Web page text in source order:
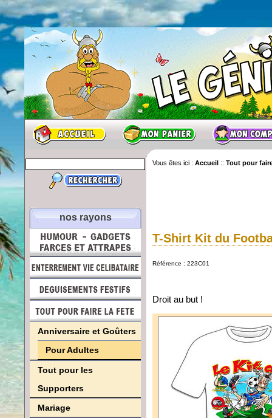
nos rayons
Anniversaire et Goûters
Pour Adultes
Tout pour les
Supporters
Mariage
Vous êtes ici : Accueil :: Tout pour
T-Shirt Kit du
Référence : 223C01
Droit au but !